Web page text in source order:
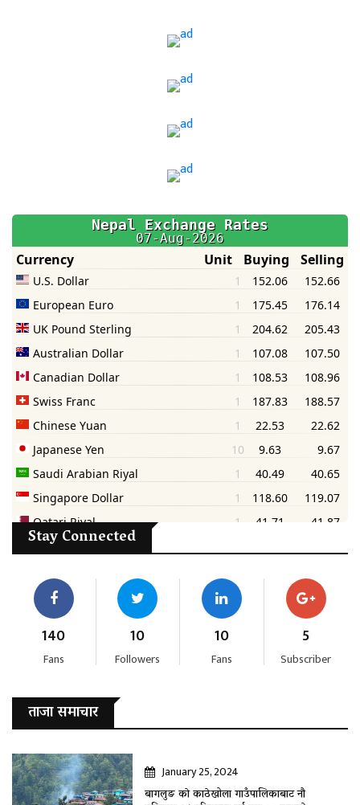
Stay Connected
140
Fans
10
Followers
10
Fans
5
Subscriber
ताजा समाचार
January 25, 2024
बागलुङ काे काठेखोला गाउँपालिकाबाट नौ